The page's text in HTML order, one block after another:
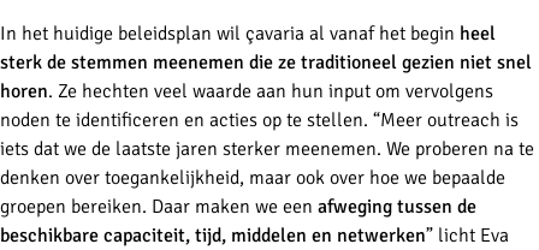
In het huidige beleidsplan wil çavaria al vanaf het begin heel
sterk de stemmen meenemen die ze traditioneel gezien niet snel
horen. Ze hechten veel waarde aan hun input om vervolgens
noden te identificeren en acties op te stellen. “Meer outreach is
iets dat we de laatste jaren sterker meenemen. We proberen na te
denken over toegankelijkheid, maar ook over hoe we bepaalde
groepen bereiken. Daar maken we een afweging tussen de
beschikbare capaciteit, tijd, middelen en netwerken” licht Eva